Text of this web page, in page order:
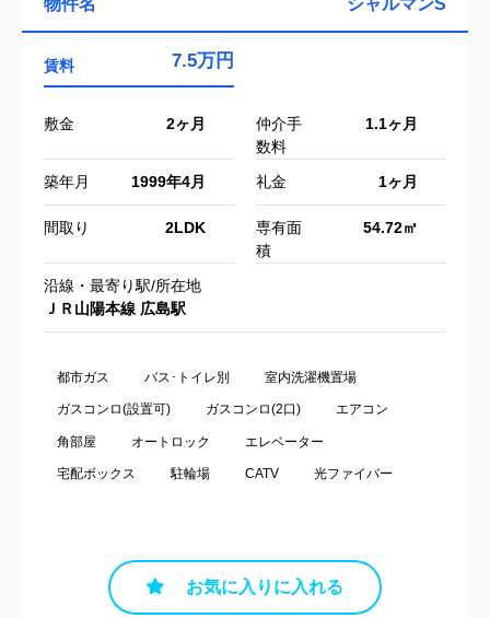
賃料 7.5万円
敷金 2ヶ月
仲介手
数料
1.1ヶ月
築年月 1999年4月 礼金 1ヶ月
間取り 2LDK
専有面
積
54.72㎡
沿線・最寄り駅/所在地
ＪＲ山陽本線 広島駅
都市ガス バス･トイレ別 室内洗濯機置場
ガスコンロ(設置可) ガスコンロ(2口) エアコン
角部屋 オートロック エレベーター
宅配ボックス 駐輪場 CATV 光ファイバー